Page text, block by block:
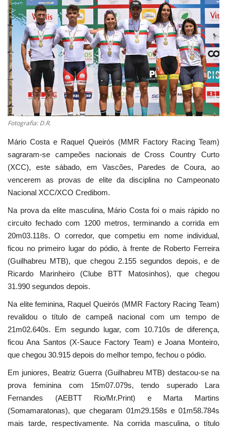
Educação
Estatuto Editorial
Saúde
Ficha técnica
Cultura
Ambiente
Fotografia: D.R.
Mário Costa e Raquel Queirós (MMR Factory Racing Team)
sagraram-se campeões nacionais de Cross Country Curto
(XCC), este sábado, em Vascões, Paredes de Coura, ao
vencerem as provas de elite da disciplina no Campeonato
Nacional XCC/XCO Credibom.
Na prova da elite masculina, Mário Costa foi o mais rápido no
circuito fechado com 1200 metros, terminando a corrida em
20m03.118s. O corredor, que competiu em nome individual,
ficou no primeiro lugar do pódio, à frente de Roberto Ferreira
(Guilhabreu MTB), que chegou 2.155 segundos depois, e de
Ricardo Marinheiro (Clube BTT Matosinhos), que chegou
31.990 segundos depois.
Na elite feminina, Raquel Queirós (MMR Factory Racing Team)
revalidou o título de campeã nacional com um tempo de
21m02.640s. Em segundo lugar, com 10.710s de diferença,
ficou Ana Santos (X-Sauce Factory Team) e Joana Monteiro,
que chegou 30.915 depois do melhor tempo, fechou o pódio.
Em juniores, Beatriz Guerra (Guilhabreu MTB) destacou-se na
prova feminina com 15m07.079s, tendo superado Lara
Fernandes (AEBTT Rio/Mr.Print) e Marta Martins
(Somamaratonas), que chegaram 01m29.158s e 01m58.784s
mais tarde, respectivamente. Na corrida masculina, o título